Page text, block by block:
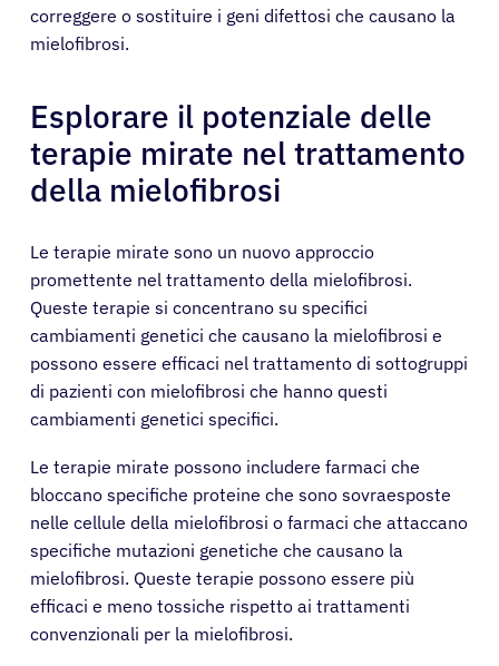
Pazienti
Medici
Soluzioni
correggere o sostituire i geni difettosi che causano la
mielofibrosi.
Esplorare il potenziale delle
terapie mirate nel trattamento
della mielofibrosi
Le terapie mirate sono un nuovo approccio
promettente nel trattamento della mielofibrosi.
Queste terapie si concentrano su specifici
cambiamenti genetici che causano la mielofibrosi e
possono essere efficaci nel trattamento di sottogruppi
di pazienti con mielofibrosi che hanno questi
cambiamenti genetici specifici.
Le terapie mirate possono includere farmaci che
bloccano specifiche proteine ​​che sono sovraesposte
nelle cellule della mielofibrosi o farmaci che attaccano
specifiche mutazioni genetiche che causano la
mielofibrosi. Queste terapie possono essere più
efficaci e meno tossiche rispetto ai trattamenti
convenzionali per la mielofibrosi.